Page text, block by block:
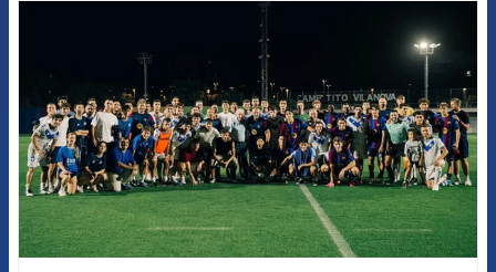
FCB Barcelona badge